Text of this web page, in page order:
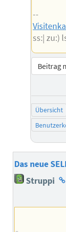
--
ss:| zu:)
Beitrag
Übersicht
Das neue
Struppi